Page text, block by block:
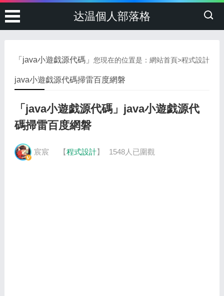
达温個人部落格
您現在的位置是：網站首頁>程式設計
「java小遊戯源代碼」
java小遊戯源代碼掃雷百度網磐
「java小遊戯源代碼」java小遊戯源代
碼掃雷百度網磐
宸宸 【程式設計】 1548人已圍觀